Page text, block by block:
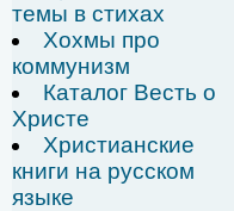
темы в стихах
Хохмы про
коммунизм
Каталог Весть о
Христе
Христианские
книги на русском
языке